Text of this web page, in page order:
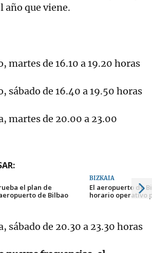
año que viene.
martes de 16.10 a 19.20 horas
sábado de 16.40 a 19.50 horas
martes de 20.00 a 23.00
el plan de
de Bilbao
BIZKAIA
El aeropuerto de
horario operativo
sábado de 20.30 a 23.30 horas